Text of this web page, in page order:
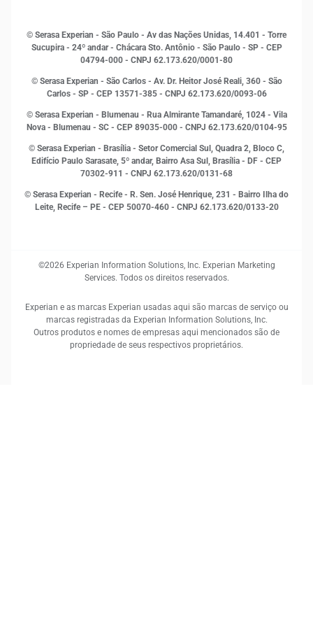
Inovação e Tecnologia
Leis e impostos
Marketing
Open Finance
Proteção de Dados
Sustentabilidade Corporativa
© Serasa Experian - São Paulo - Av das Nações Unidas, 14.401 - Torre
Sucupira - 24º andar - Chácara Sto. Antônio - São Paulo - SP - CEP
04794-000 - CNPJ 62.173.620/0001-80
© Serasa Experian - São Carlos - Av. Dr. Heitor José Reali, 360 - São
Carlos - SP - CEP 13571-385 - CNPJ 62.173.620/0093-06
© Serasa Experian - Blumenau - Rua Almirante Tamandaré, 1024 - Vila
Nova - Blumenau - SC - CEP 89035-000 - CNPJ 62.173.620/0104-95
© Serasa Experian - Brasília - Setor Comercial Sul, Quadra 2, Bloco C,
Edifício Paulo Sarasate, 5º andar, Bairro Asa Sul, Brasília - DF - CEP
70302-911 - CNPJ 62.173.620/0131-68
© Serasa Experian - Recife - R. Sen. José Henrique, 231 - Bairro Ilha do
Leite, Recife – PE - CEP 50070-460 - CNPJ 62.173.620/0133-20
©2026 Experian Information Solutions, Inc. Experian Marketing
Services. Todos os direitos reservados.
Experian e as marcas Experian usadas aqui são marcas de serviço ou
marcas registradas da Experian Information Solutions, Inc.
Outros produtos e nomes de empresas aqui mencionados são de
propriedade de seus respectivos proprietários.